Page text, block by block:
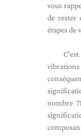
vous
de rester
étapes de
nombre